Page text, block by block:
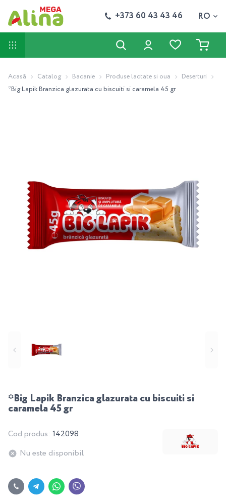
+373 60 43 43 46 RO
Acasă Catalog Bacanie Produse lactate si oua
Deserturi
*Big Lapik Branzica glazurata cu biscuiti si caramela 45 gr
*Big Lapik Branzica glazurata cu biscuiti si
caramela 45 gr
Cod produs: 142098
Nu este disponibil